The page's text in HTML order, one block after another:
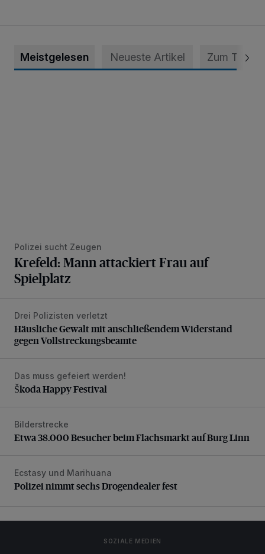
Meistgelesen Neueste Artikel Zum Thema
Polizei sucht Zeugen
Krefeld: Mann attackiert Frau auf
Spielplatz
Häusliche Gewalt mit anschließendem Widerstand gegen
Drei Polizisten verletzt
Häusliche Gewalt mit anschließendem Widerstand
gegen Vollstreckungsbeamte
Škoda Happy Festival
Das muss gefeiert werden!
Škoda Happy Festival
Etwa 38.000 Besucher beim Flachsmarkt auf Burg Linn
Bilderstrecke
Etwa 38.000 Besucher beim Flachsmarkt auf Burg Linn
Polizei nimmt sechs Drogendealer fest
Ecstasy und Marihuana
Polizei nimmt sechs Drogendealer fest
SOZIALE MEDIEN